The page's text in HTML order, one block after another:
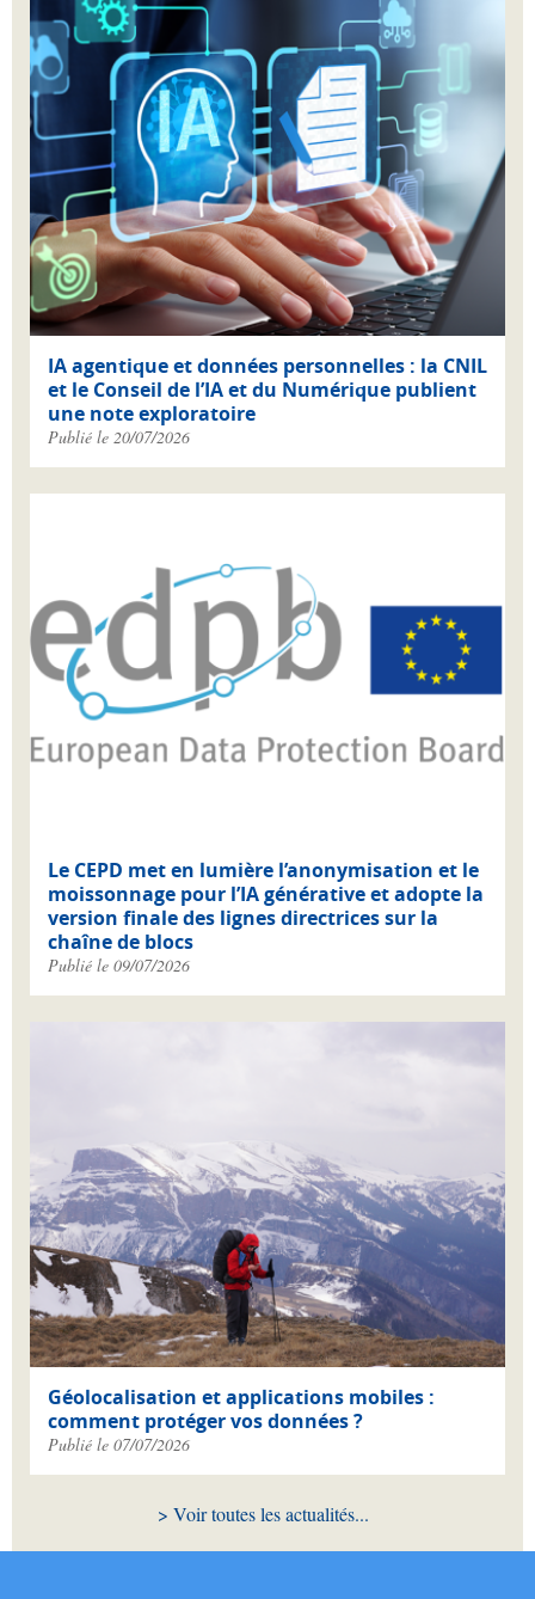
IA agentique et données personnelles : la CNIL
et le Conseil de l’IA et du Numérique publient
une note exploratoire
Publié le 20/07/2026
Le CEPD met en lumière l’anonymisation et le
moissonnage pour l’IA générative et adopte la
version finale des lignes directrices sur la
chaîne de blocs
Publié le 09/07/2026
Géolocalisation et applications mobiles :
comment protéger vos données ?
Publié le 07/07/2026
Voir toutes les actualités